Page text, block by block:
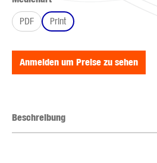
PDF
Print
Anmelden um Preise zu sehen
Beschreibung